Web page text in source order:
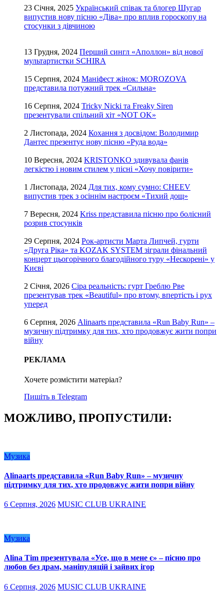
23 Січня, 2025 Український співак та блогер Шугар
випустив нову пісню «Діва» про вплив гороскопу на
стосунки з дівчиною
13 Грудня, 2024 Перший сингл «Аполлон» від нової
мультартистки SCHIRA
15 Серпня, 2024 Маніфест жінок: MOROZOVA
представила потужний трек «Сильна»
16 Серпня, 2024 Tricky Nicki та Freaky Siren
презентували спільний хіт «NOT OK»
2 Листопада, 2024 Кохання з досвідом: Володимир
Дантес презентує нову пісню «Руда вода»
10 Вересня, 2024 KRISTONKO здивувала фанів
легкістю і новим стилем у пісні «Хочу повірити»
1 Листопада, 2024 Для тих, кому сумно: CHEEV
випустив трек з осіннім настроєм «Тихий дощ»
7 Вересня, 2024 Kriss представила пісню про болісний
розрив стосунків
29 Серпня, 2024 Рок-артисти Марта Липчей, гурти
«Друга Ріка» та KOZAK SYSTEM зіграли фінальний
концерт цьогорічного благодійного туру «Нескорені» у
Києві
2 Січня, 2026 Сіра реальність: гурт Греблю Рве
презентував трек «Beautiful» про втому, впертість і рух
уперед
6 Серпня, 2026 Alinaarts представила «Run Baby Run» –
музичну підтримку для тих, хто продовжує жити попри
війну
РЕКЛАМА
Хочете розмістити матеріал?
Пишіть в Telegram
МОЖЛИВО, ПРОПУСТИЛИ:
Музика
Alinaarts представила «Run Baby Run» – музичну
підтримку для тих, хто продовжує жити попри війну
6 Серпня, 2026 MUSIC CLUB UKRAINE
Музика
Alina Tim презентувала «Усе, що в мене є» – пісню про
любов без драм, маніпуляцій і зайвих ігор
6 Серпня, 2026 MUSIC CLUB UKRAINE